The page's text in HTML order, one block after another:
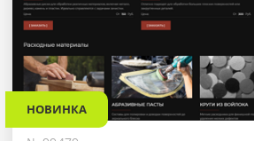
НОВИНКА